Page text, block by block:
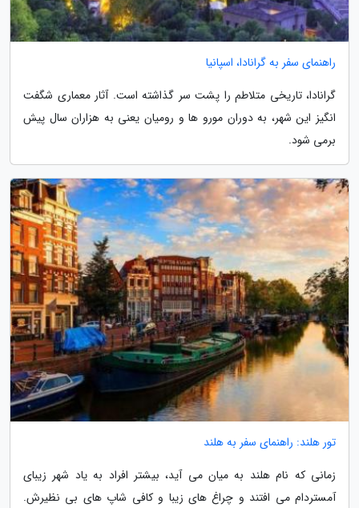
راهنمای سفر به گرانادا، اسپانیا
گرانادا، تاریخی متلاطم را پشت سر گذاشته است. آثار معماری شگفت
انگیز این شهر، به دوران مورو ها و رومیان یعنی به هزاران سال پیش
برمی شود.
تور هلند: راهنمای سفر به هلند
زمانی که نام هلند به میان می آید، بیشتر افراد به یاد شهر زیبای
آمستردام می افتند و چراغ های زیبا و کافی شاپ های بی نظیرش.